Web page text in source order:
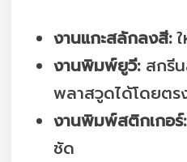
งานแกะสลักลงสี:ใ
งานพิมพ์ยูวี:สกรีน
พลาสวูดได้โดยตร
งานพิมพ์สติกเกอร์:
ชัด